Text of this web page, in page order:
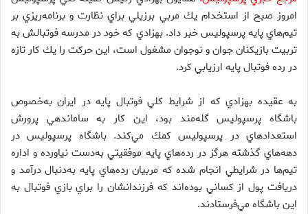
امروز صبح از استخدام يك مربي برزيلي براي نظارت و برنامه‌ريزي بر
تيم‌هاي پايه پرسپوليس خبر داد. بهزادي كه خود در مدرسه فوتبالش به
تربيت بازيكنان جوان و نوجوان مشغول است، اين حركت را يك كار تازه
در رده فوتبال پايه ارزيابي كرد.
به عقيده بهزادي كه از شرايط كلي فوتبال پايه در ايران به‌خصوص
باشگاه پرسپوليس گله‌مند بود، اين كار به ساماندهي پرورش
استعدادهاي در پرسپوليس كمك مي‌كند. باشگاه پرسپوليس در
دهه‌هاي گذشته هرگز در رده‌هاي پايه موفقيتي به‌دست نياورده و اداره
تيم‌ها در شرايطي انجام شده كه مربيان رده‌هاي پايه به‌دنبال درآمد و
دريافت پول از كساني بوده‌اند كه فرزندانشان را براي بازي فوتبال به
اين باشگاه مي‌فرستادند.